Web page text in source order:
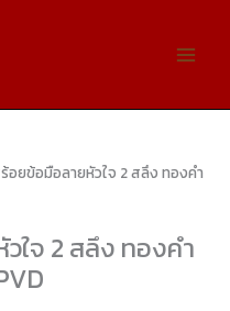
อยข้อมือลายหัวใจ 2 สลึง ทองคำ
ใจ 2 สลึง ทองคำ